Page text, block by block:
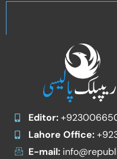
Editor:
Lahore Office:
E-mail: